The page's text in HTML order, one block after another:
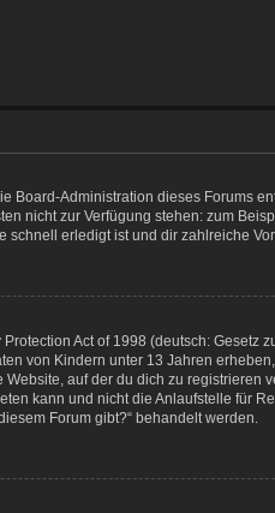
Board-Administration dieses Forums
nicht zur Verfügung stehen: zum
schnell erledigt ist und dir zahlreiche
Act of 1998 (deutsch:
von Kindern unter 13 Jahren
auf der du dich zu
kann und nicht die Anlaufstelle für
Forum gibt?“ behandelt werden.